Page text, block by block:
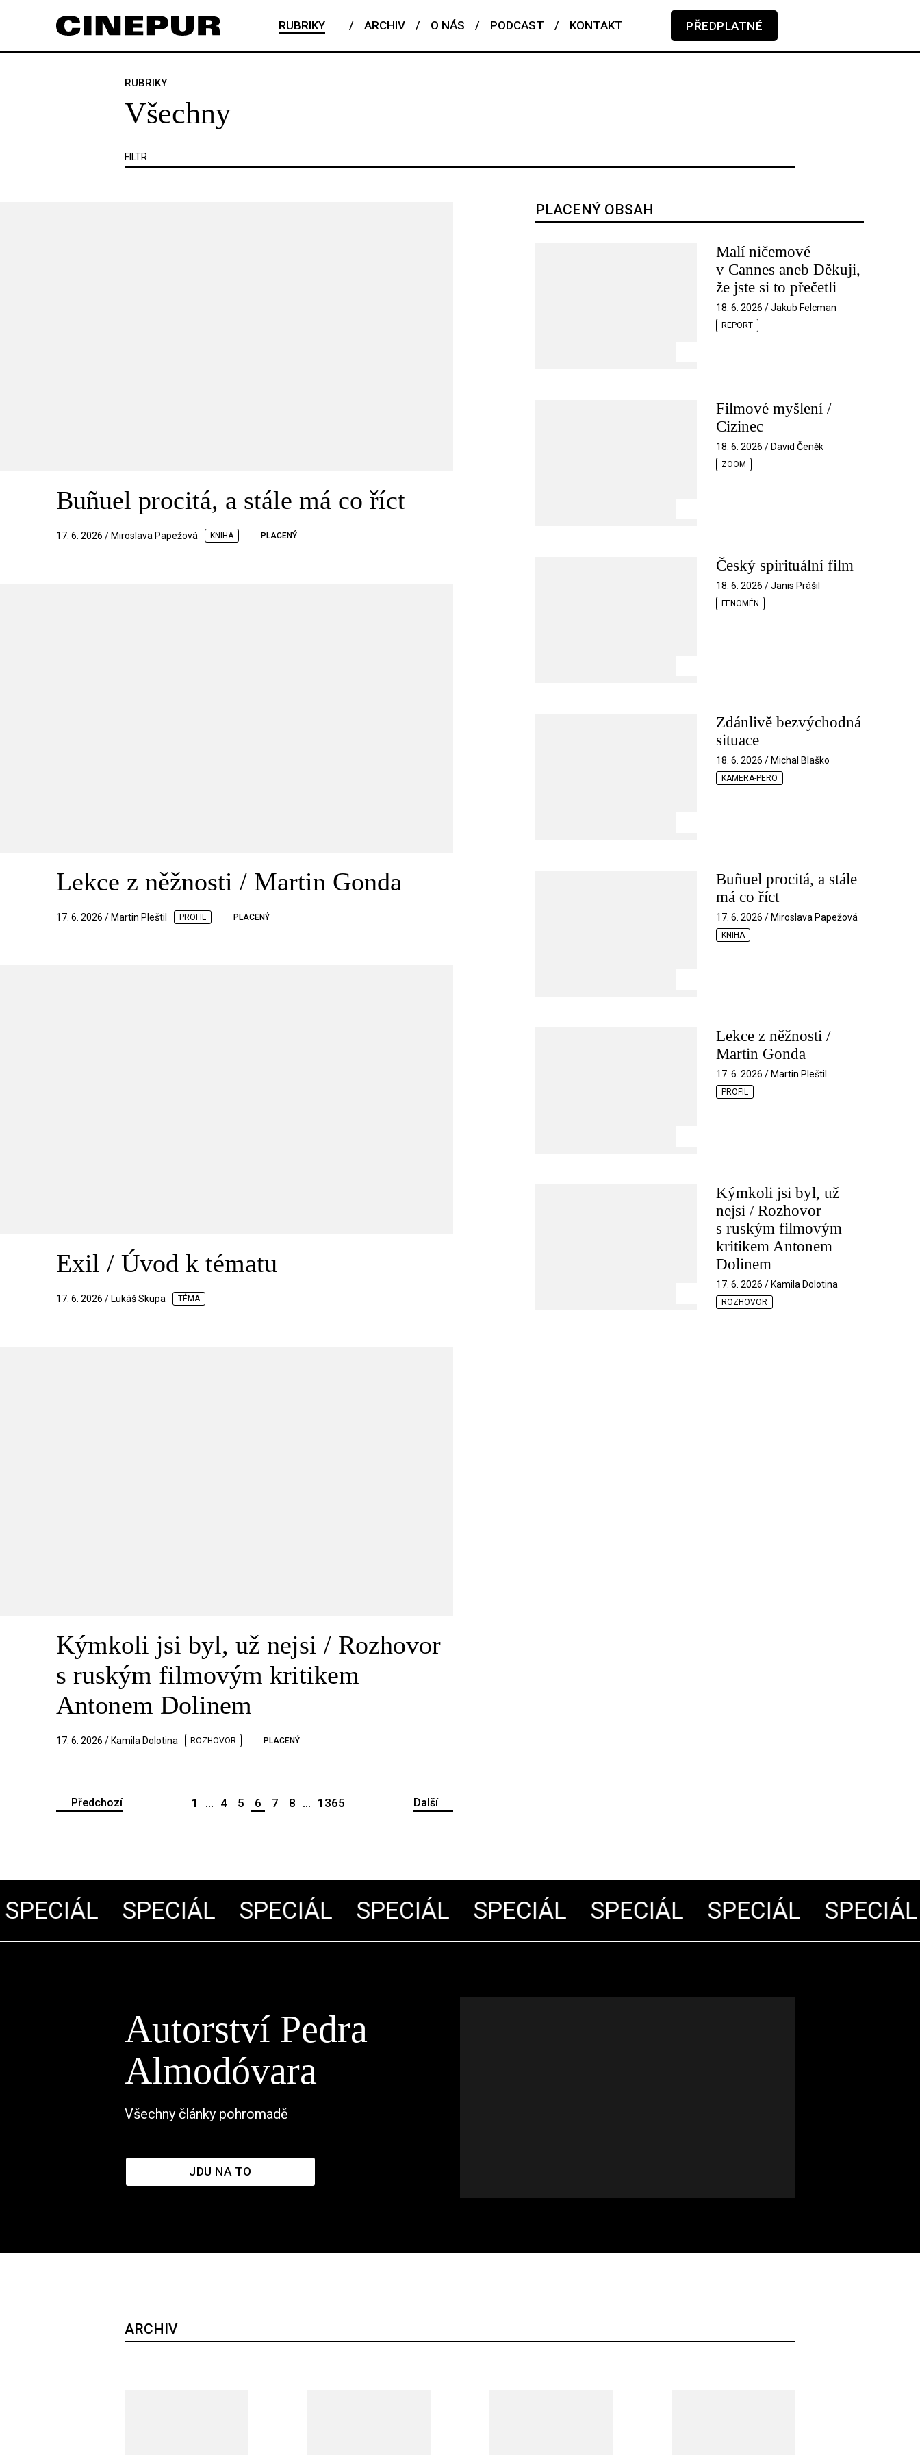
RUBRIKY / ARCHIV / O NÁS / PODCAST / KONTAKT PŘEDPLATNÉ
RUBRIKY
Všechny
FILTR
Článek je zadarmo
KNIHA KRITIKA
Buñuel procitá, a stále má co říct
17. 6. 2026 / Miroslava Papežová KNIHA PLACENÝ
Lekce z něžnosti / Martin Gonda
17. 6. 2026 / Martin Pleštil PROFIL PLACENÝ
Exil / Úvod k tématu
17. 6. 2026 / Lukáš Skupa TÉMA
Kýmkoli jsi byl, už nejsi / Rozhovor
s ruským filmovým kritikem
Antonem Dolinem
17. 6. 2026 / Kamila Dolotina ROZHOVOR PLACENÝ
Předchozí 1 ... 4 5 6 7 8 ... 1365 Další
PLACENÝ OBSAH
Malí ničemové
v Cannes aneb Děkuji,
že jste si to přečetli
18. 6. 2026 / Jakub Felcman
REPORT
Filmové myšlení /
Cizinec
18. 6. 2026 / David Čeněk
ZOOM
Český spirituální film
18. 6. 2026 / Janis Prášil
FENOMÉN
Zdánlivě bezvýchodná
situace
18. 6. 2026 / Michal Blaško
KAMERA-PERO
Buñuel procitá, a stále
má co říct
17. 6. 2026 / Miroslava Papežová
KNIHA
Lekce z něžnosti /
Martin Gonda
17. 6. 2026 / Martin Pleštil
PROFIL
Kýmkoli jsi byl, už
nejsi / Rozhovor
s ruským filmovým
kritikem Antonem
Dolinem
17. 6. 2026 / Kamila Dolotina
ROZHOVOR
SPECIÁL SPECIÁL SPECIÁL SPECIÁL SPECIÁL SPECIÁL SPECIÁL
Autorství Pedra
Almodóvara
Všechny články pohromadě
JDU NA TO
ARCHIV